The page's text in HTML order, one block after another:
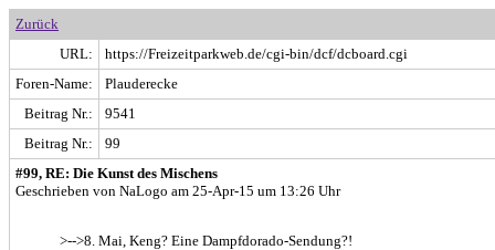
Zurück
URL:
https://Freizeitparkweb.de/cgi-bin/dcf/dcboard.cgi
Foren-Name:
Plauderecke
Beitrag Nr.:
9541
Beitrag Nr.:
99
#99, RE: Die Kunst des Mischens
Geschrieben von NaLogo am 25-Apr-15 um 13:26 Uhr
>-->8. Mai, Keng? Eine Dampfdorado-Sendung?!